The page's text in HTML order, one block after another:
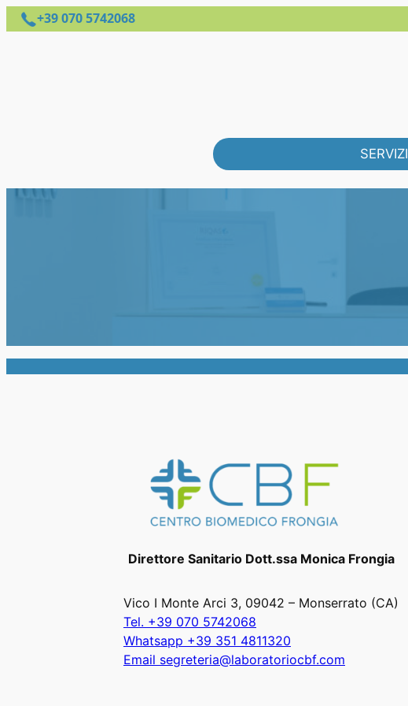
+39 070 5742068
SERVIZI
Direttore Sanitario Dott.ssa Monica Frongia
Vico I Monte Arci 3, 09042 – Monserrato (CA)
Tel. +39 070 5742068
Whatsapp +39 351 4811320
Email segreteria@laboratoriocbf.com